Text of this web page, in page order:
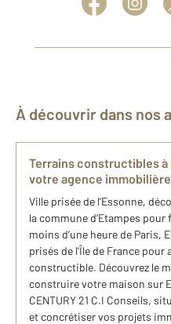
À découvrir dans nos
Terrains constructibles à
votre agence immobilière
Ville prisée de l’Essonne,
la commune d’Etampes
moins d’une heure de Paris,
prisés de l'Île de France pour
constructible. Découvrez le
construire votre maison sur
CENTURY 21 C.I Conseils,
et concrétiser vos projets